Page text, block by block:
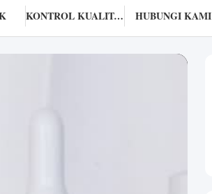
KONTROL KUALITAS HUBUNGI KAMI